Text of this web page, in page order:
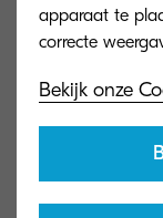
Algemeen
A3
Tot 80/40
kleur, tot 95/
apparaat te
Bekijk onze